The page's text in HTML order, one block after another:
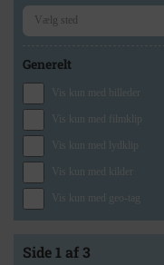
Generelt
Vis kun med billeder
Vis kun med filmklip
Vis kun med lydklip
Vis kun med kilder
Vis kun med geo-tag
Side 1 af 3